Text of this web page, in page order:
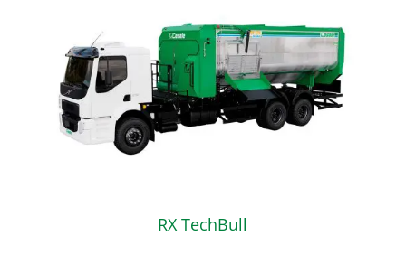
RX TechBull